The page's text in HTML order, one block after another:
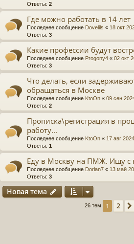
Ответы: 2
Где можно работать в 14 лет
Последнее сообщение Dovelils « 18 окт
Ответы: 3
Какие профессии будут
Последнее сообщение Progony4 « 02 окт
Ответы: 3
Что делать, если
обращаться в Москве
Последнее сообщение KtoOn « 09 сен
Ответы: 2
Прописка\регистрация в
работу...
Последнее сообщение KtoOn « 17 авг
Ответы: 1
Еду в Москву на ПМЖ. Ищу с
Последнее сообщение Dorian7 « 13 май
Ответы: 3
Новая тема
26 тем 1 2